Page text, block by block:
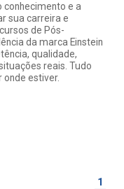
conhecimento e a
sua carreira e
de Pós-
da marca Einstein
qualidade,
reais. Tudo
estiver.
1